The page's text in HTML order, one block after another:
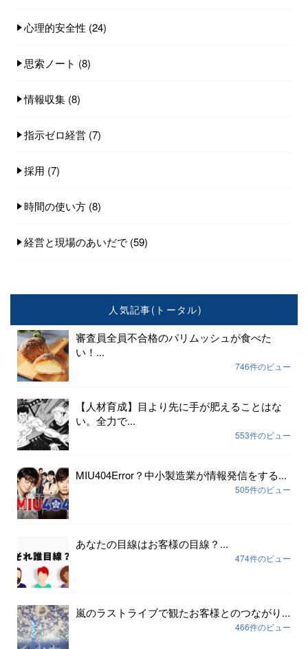
心理的安全性 (24)
思索ノート (8)
情報収集 (8)
指示ゼロ経営 (7)
採用 (7)
時間の使い方 (8)
経営と現場のあいだで (59)
人気記事(トータル)
審査員全員不合格のパリムッシュが食べた
い！...
746件のビュー
【人材育成】目より先に手が肥えることはな
い。全力で...
553件のビュー
MIU404Error？中小製造業が情報発信をする...
505件のビュー
あなたの目線はお客様の目線？...
474件のビュー
嵐のラストライブで観たお客様とのつながり...
466件のビュー